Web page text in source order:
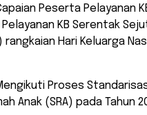
Peserta Pelayanan
Pelayanan KB Serentak
Hari Keluarga
Proses
Anak (SRA) pada Tahun